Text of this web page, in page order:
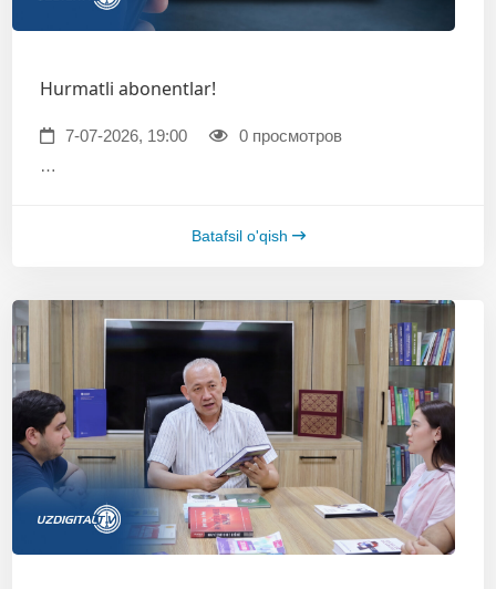
Hurmatli abonentlar!
7-07-2026, 19:00
0 просмотров
…
Batafsil o'qish